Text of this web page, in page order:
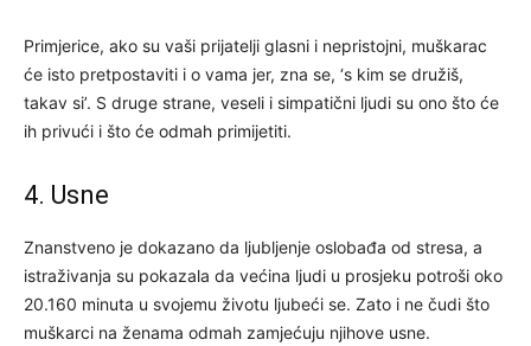
Primjerice, ako su vaši prijatelji glasni i nepristojni, muškarac
će isto pretpostaviti i o vama jer, zna se, ‘s kim se družiš,
takav si’. S druge strane, veseli i simpatični ljudi su ono što će
ih privući i što će odmah primijetiti.
4. Usne
Znanstveno je dokazano da ljubljenje oslobađa od stresa, a
istraživanja su pokazala da većina ljudi u prosjeku potroši oko
20.160 minuta u svojemu životu ljubeći se. Zato i ne čudi što
muškarci na ženama odmah zamjećuju njihove usne.